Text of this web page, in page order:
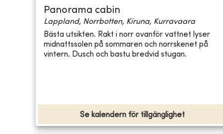
Panorama cabin
Lappland, Norrbotten, Kiruna, Kurravaara
Bästa utsikten. Rakt i norr ovanför vattnet lyser
midnattssolen på sommaren och norrskenet på
vintern. Dusch och bastu bredvid stugan.
Se kalendern för tillgänglighet